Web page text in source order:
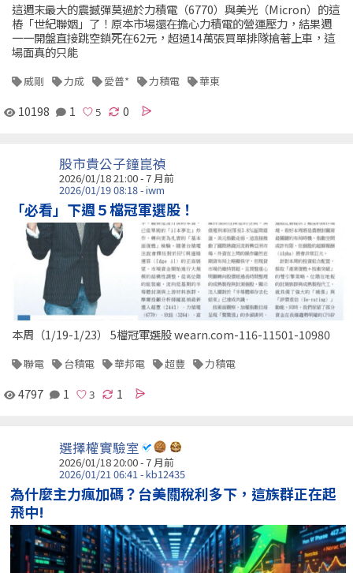
這週末最大的震撼彈莫過於力積電（6770）與美光（Micron）的這
樁「世紀聯姻」了！原本市場還在擔心力積電的營運壓力，結果週
一一開盤直接跳空鎖死在62元，超過14萬張買單排隊搶著上車，這
場面真的只能
威剛 力成 愛普* 力積電 華東
10198 1 0
股市貴公子鐘崑禎
2026/01/18 21:00 - 7 月前
2026/01/19 08:18 - iwm
「必看」下週５檔冠軍選股！
本周（1/19-1/23） 5檔冠軍選股 wearn.com-116-11501-10980
聯電 台積電 華邦電 超豐 力積電
4797 1 1
選擇權實驗室
2026/01/18 20:00 - 7 月前
2026/01/21 06:41 - kb12435
為什麼主力瘋加碼？台美關稅利多下，這族群正在起
飛中!